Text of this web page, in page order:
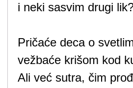
i neki sasvim drugi
Pričaće deca o
vežbaće krišom kod
Ali već sutra, čim